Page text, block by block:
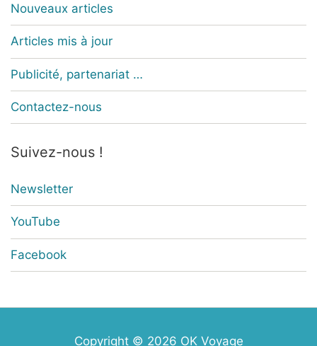
Nouveaux articles
Articles mis à jour
Publicité, partenariat …
Contactez-nous
Suivez-nous !
Newsletter
YouTube
Facebook
Copyright © 2026 OK Voyage